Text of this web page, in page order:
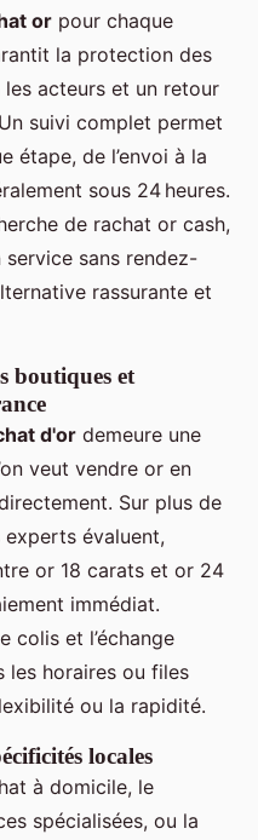
or pour chaque
la protection des
les acteurs et un retour
suivi complet permet
étape, de l’envoi à la
sous 24 heures.
de rachat or cash,
service sans rendez-
rassurante et
boutiques et
d'or demeure une
veut vendre or en
Sur plus de
évaluent,
or 18 carats et or 24
immédiat.
colis et l’échange
les horaires ou files
ou la rapidité.
locales
à domicile, le
spécialisées, ou la